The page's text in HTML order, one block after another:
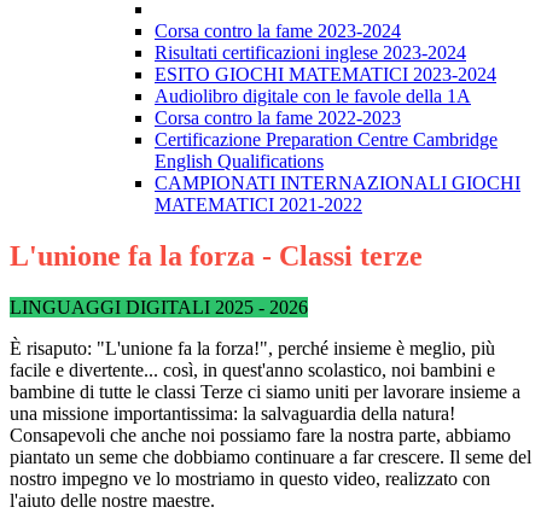
Corsa contro la fame 2023-2024
Risultati certificazioni inglese 2023-2024
ESITO GIOCHI MATEMATICI 2023-2024
Audiolibro digitale con le favole della 1A
Corsa contro la fame 2022-2023
Certificazione Preparation Centre Cambridge
English Qualifications
CAMPIONATI INTERNAZIONALI GIOCHI
MATEMATICI 2021-2022
L'unione fa la forza - Classi terze
LINGUAGGI DIGITALI 2025 - 2026
È risaputo: "L'unione fa la forza!", perché insieme è meglio, più
facile e divertente... così, in quest'anno scolastico, noi bambini e
bambine di tutte le classi Terze ci siamo uniti per lavorare insieme a
una missione importantissima: la salvaguardia della natura!
Consapevoli che anche noi possiamo fare la nostra parte, abbiamo
piantato un seme che dobbiamo continuare a far crescere. Il seme del
nostro impegno ve lo mostriamo in questo video, realizzato con
l'aiuto delle nostre maestre.